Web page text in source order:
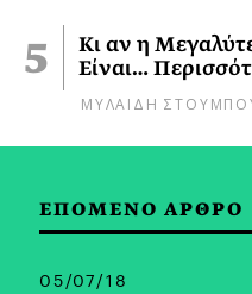
Κι αν η
Είναι…
ΜΥΛΑΙΔΗ
ΕΠΟΜΕΝΟ ΑΡΘΡΟ
05/07/18